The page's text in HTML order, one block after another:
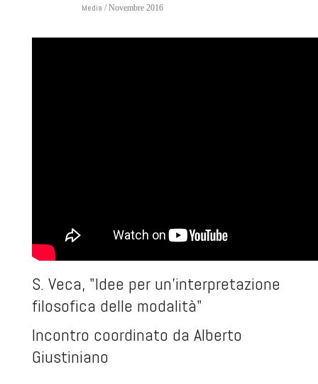
Media / Novembre 2016
S. Veca, "Idee per un'interpretazione
filosofica delle modalità"
Incontro coordinato da Alberto
Giustiniano